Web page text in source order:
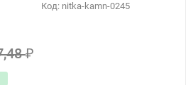
Код: nitka-kamn-0245
₽